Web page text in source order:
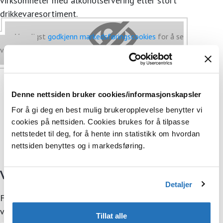
Denne nettsiden bruker cookies/informasjonskapsler
For å gi deg en best mulig brukeropplevelse benytter vi
cookies på nettsiden. Cookies brukes for å tilpasse
nettstedet til deg, for å hente inn statistikk om hvordan
nettsiden benyttes og i markedsføring.
Detaljer
Tillat alle
drikkevaresortiment.
Vennligst godkjenn markedsføringscookies for å se
videoen.
Varetelling via mobilapp
For mange brukere har mobilappen blitt det viktigste
verktøyet i varetellingen. Appen gir enkel oversikt over